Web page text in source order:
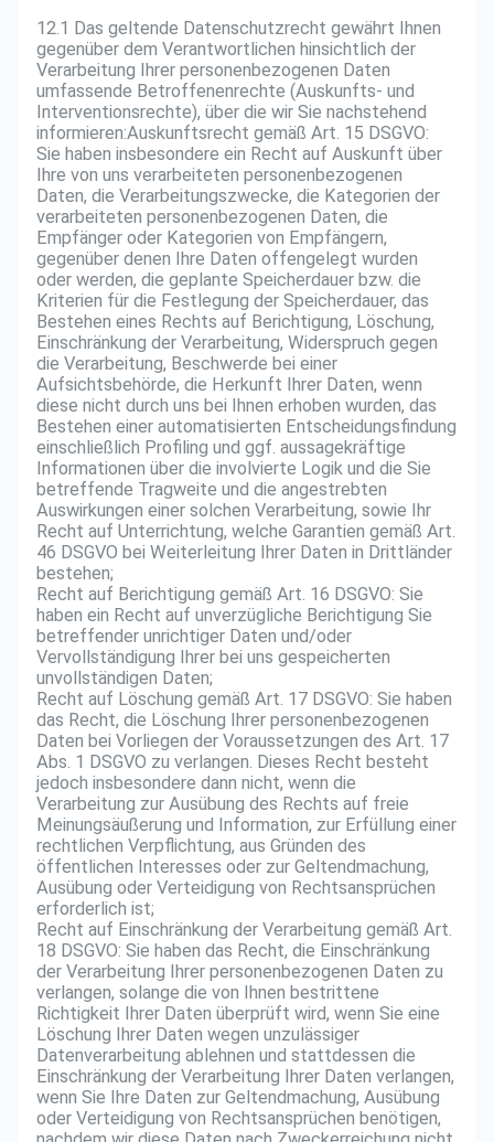
12.1 Das geltende Datenschutzrecht gewährt Ihnen
gegenüber dem Verantwortlichen hinsichtlich der
Verarbeitung Ihrer personenbezogenen Daten
umfassende Betroffenenrechte (Auskunfts- und
Interventionsrechte), über die wir Sie nachstehend
informieren:Auskunftsrecht gemäß Art. 15 DSGVO:
Sie haben insbesondere ein Recht auf Auskunft über
Ihre von uns verarbeiteten personenbezogenen
Daten, die Verarbeitungszwecke, die Kategorien der
verarbeiteten personenbezogenen Daten, die
Empfänger oder Kategorien von Empfängern,
gegenüber denen Ihre Daten offengelegt wurden
oder werden, die geplante Speicherdauer bzw. die
Kriterien für die Festlegung der Speicherdauer, das
Bestehen eines Rechts auf Berichtigung, Löschung,
Einschränkung der Verarbeitung, Widerspruch gegen
die Verarbeitung, Beschwerde bei einer
Aufsichtsbehörde, die Herkunft Ihrer Daten, wenn
diese nicht durch uns bei Ihnen erhoben wurden, das
Bestehen einer automatisierten Entscheidungsfindung
einschließlich Profiling und ggf. aussagekräftige
Informationen über die involvierte Logik und die Sie
betreffende Tragweite und die angestrebten
Auswirkungen einer solchen Verarbeitung, sowie Ihr
Recht auf Unterrichtung, welche Garantien gemäß Art.
46 DSGVO bei Weiterleitung Ihrer Daten in Drittländer
bestehen;
Recht auf Berichtigung gemäß Art. 16 DSGVO: Sie
haben ein Recht auf unverzügliche Berichtigung Sie
betreffender unrichtiger Daten und/oder
Vervollständigung Ihrer bei uns gespeicherten
unvollständigen Daten;
Recht auf Löschung gemäß Art. 17 DSGVO: Sie haben
das Recht, die Löschung Ihrer personenbezogenen
Daten bei Vorliegen der Voraussetzungen des Art. 17
Abs. 1 DSGVO zu verlangen. Dieses Recht besteht
jedoch insbesondere dann nicht, wenn die
Verarbeitung zur Ausübung des Rechts auf freie
Meinungsäußerung und Information, zur Erfüllung einer
rechtlichen Verpflichtung, aus Gründen des
öffentlichen Interesses oder zur Geltendmachung,
Ausübung oder Verteidigung von Rechtsansprüchen
erforderlich ist;
Recht auf Einschränkung der Verarbeitung gemäß Art.
18 DSGVO: Sie haben das Recht, die Einschränkung
der Verarbeitung Ihrer personenbezogenen Daten zu
verlangen, solange die von Ihnen bestrittene
Richtigkeit Ihrer Daten überprüft wird, wenn Sie eine
Löschung Ihrer Daten wegen unzulässiger
Datenverarbeitung ablehnen und stattdessen die
Einschränkung der Verarbeitung Ihrer Daten verlangen,
wenn Sie Ihre Daten zur Geltendmachung, Ausübung
oder Verteidigung von Rechtsansprüchen benötigen,